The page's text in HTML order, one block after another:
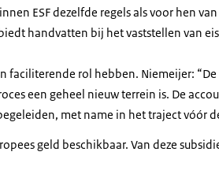
ESF dezelfde regels als voor hen
handvatten bij het vaststellen van
faciliterende rol hebben. Niemeijer:
een geheel nieuw terrein is. De
met name in het traject vóór
geld beschikbaar. Van deze